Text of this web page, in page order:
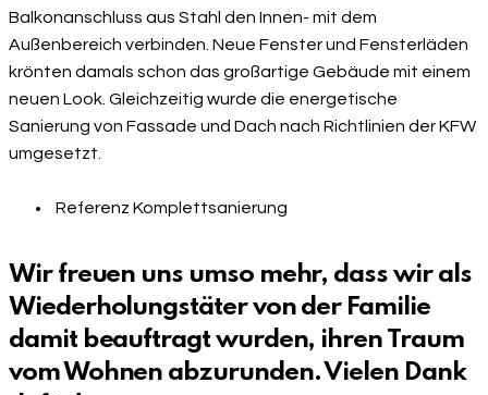
Balkonanschluss aus Stahl den Innen- mit dem
Außenbereich verbinden. Neue Fenster und Fensterläden
krönten damals schon das großartige Gebäude mit einem
neuen Look. Gleichzeitig wurde die energetische
Sanierung von Fassade und Dach nach Richtlinien der KFW
umgesetzt.
Referenz Komplettsanierung
Wir freuen uns umso mehr, dass wir als
Wiederholungstäter von der Familie
damit beauftragt wurden, ihren Traum
vom Wohnen abzurunden. Vielen Dank